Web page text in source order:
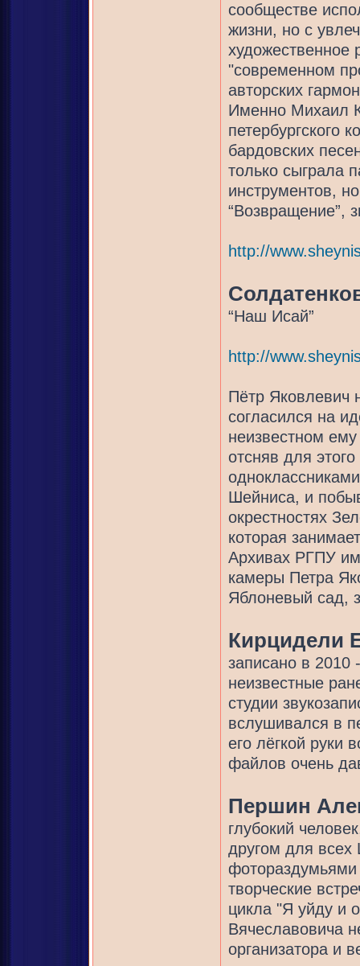
сообществе
жизни, но с
художественное
"современном
авторских
Именно Михаил
петербургского
бардовских
только сыграла
инструментов,
“Возвращение”,
http://
“Наш Исай”
http://
Пётр Яковлевич
согласился на
неизвестном
отсняв для
Шейниса, и
окрестностях
которая
Архивах РГПУ
камеры Петра
Яблоневый сад,
Кирцидели
записано в 2010
неизвестные
студии
вслушивался в
его лёгкой руки
файлов очень
Першин
глубокий
другом для всех
фотораздумьями
творческие
цикла "Я уйду и
Вячеславовича
организатора и